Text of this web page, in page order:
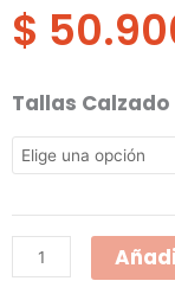
$
Tallas Calzado
Tenis
Tipo
Vans
Ambar
521-